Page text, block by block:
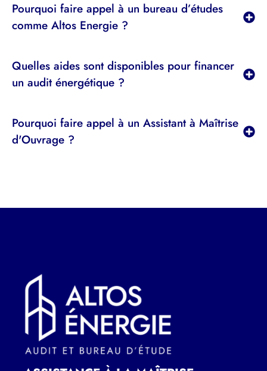
Pourquoi faire appel à un bureau d’études
comme Altos Energie ?
Quelles aides sont disponibles pour financer
un audit énergétique ?
Pourquoi faire appel à un Assistant à Maîtrise
d'Ouvrage ?